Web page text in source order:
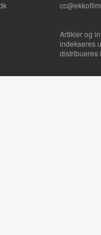
Artikler og
indekseres
distribueres